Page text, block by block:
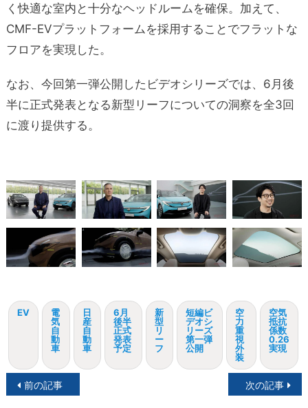
く快適な室内と十分なヘッドルームを確保。加えて、
CMF-EVプラットフォームを採用することでフラットな
フロアを実現した。
なお、今回第一弾公開したビデオシリーズでは、6月後
半に正式発表となる新型リーフについての洞察を全3回
に渡り提供する。
EV
電
気
自
動
車
日
産
自
動
車
6月
後半
正式
発表
予定
新
型
リ
ー
フ
短編ビ
デオシ
リーズ
第一弾
公開
空
力
重
視
外
装
空気
抵抗
係数
0.26
実現
投前の記事 次の記事